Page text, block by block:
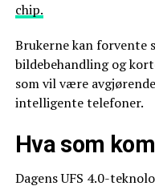
chip.
Brukerne kan forvente
bildebehandling og
som vil være
intelligente telefoner.
Hva som
Dagens UFS 4.0-